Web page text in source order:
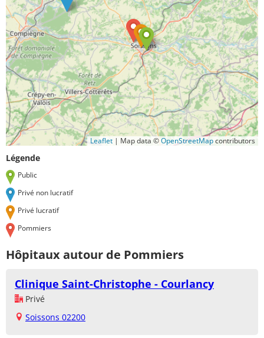
Leaflet | Map data ©OpenStreetMapcontributors
Légende
Public
Privé non lucratif
Privé lucratif
Pommiers
Hôpitaux autour de Pommiers
Clinique Saint-Christophe - Courlancy
Privé
Soissons 02200